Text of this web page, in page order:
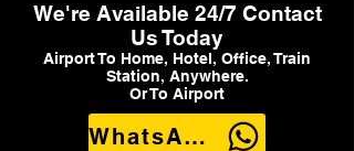
We're Available 24/7 Contact
Us Today
Airport To Home, Hotel, Office, Train
Station, Anywhere.
Or To Airport
WhatsApp Us